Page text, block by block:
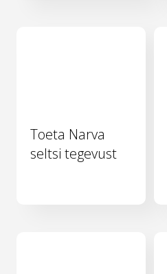
Toeta Narva
seltsi tegevust